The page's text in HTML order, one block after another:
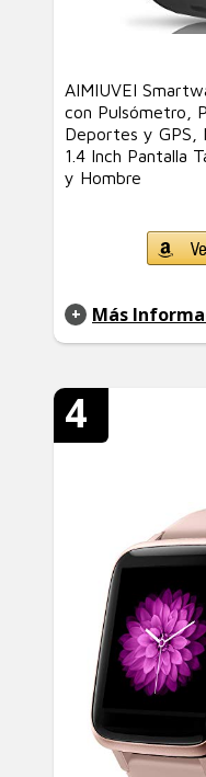
AIMIUVEI
con Pulsómetro,
Deportes y GPS,
1.4 Inch Pantalla
y Hombre
Más
4